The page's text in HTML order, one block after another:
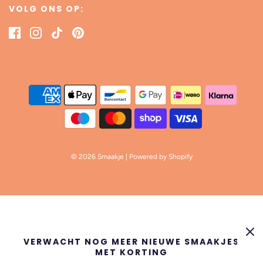
VOLG ONS OP:
© 2026 Smaakje | Powered by Shopify
VERWACHT NOG MEER NIEUWE SMAAKJES
MET KORTING